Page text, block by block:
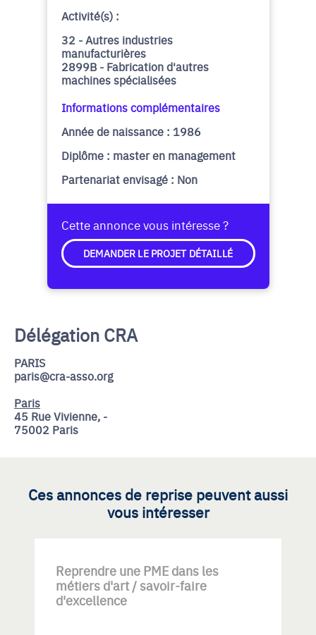
Activité(s) :
32 - Autres industries
manufacturières
2899B - Fabrication d'autres
machines spécialisées
Informations complémentaires
Année de naissance : 1986
Diplôme : master en management
Partenariat envisagé : Non
Cette annonce vous intéresse ?
DEMANDER LE PROJET DÉTAILLÉ
Délégation CRA
PARIS
paris@cra-asso.org
Paris
45 Rue Vivienne, -
75002 Paris
Ces annonces de reprise peuvent aussi
vous intéresser
Reprendre une PME dans les
métiers d'art / savoir-faire
d'excellence